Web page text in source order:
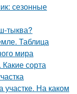
сезонные
тыква?
Таблица
мира
сорта
участке. На каком